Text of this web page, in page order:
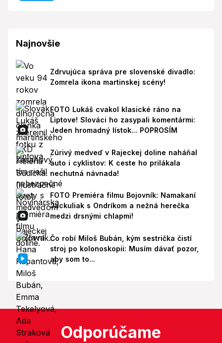
Najnovšie
Zdrvujúca správa pre slovenské divadlo:
Zomrela ikona martinskej scény!
FOTO Lukáš cvakol klasické ráno na
Liptove! Slováci ho zasypali komentármi:
Jeden hromadný lístok... POPROSÍM
Zúrivý medveď v Rajeckej doline naháňal
auto i cyklistov: K ceste ho prilákala
nechutná návnada!
FOTO Premiéra filmu Bojovník: Namakaní
Jackuliak s Ondríkom a nežná herečka
medzi drsnými chlapmi!
Čo robí Miloš Bubán, kým sestrička čistí
stroj po kolonoskopii: Musím dávať pozor,
aby som to...
Odporúčame